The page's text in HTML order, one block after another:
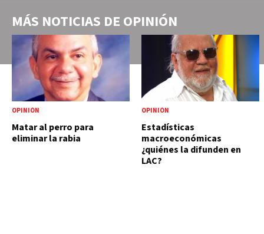
MÁS NOTICIAS DE OPINIÓN
OPINIÓN
Matar al perro para
eliminar la rabia
OPINIÓN
Estadísticas
macroeconómicas
¿quiénes la difunden en
LAC?